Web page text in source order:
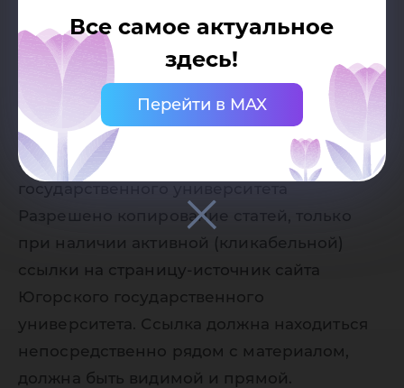
Все самое актуальное
здесь!
Перейти в MAX
Дата публикации:
Автор:
Пресс-служба Югорского
государственного университета
Разрешено копирование статей, только
при наличии активной (кликабельной)
ссылки на страницу-источник сайта
Югорского государственного
университета. Ссылка должна находиться
непосредственно рядом с материалом,
должна быть видимой и прямой.